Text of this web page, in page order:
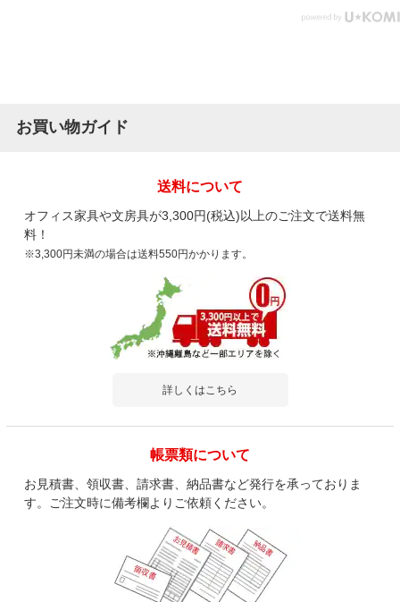
お買い物ガイド
送料について
オフィス家具や文房具が3,300円(税込)以上のご注文で送料無
料！
※3,300円未満の場合は送料550円かかります。
詳しくはこちら
帳票類について
お見積書、領収書、請求書、納品書など発行を承っておりま
す。ご注文時に備考欄よりご依頼ください。